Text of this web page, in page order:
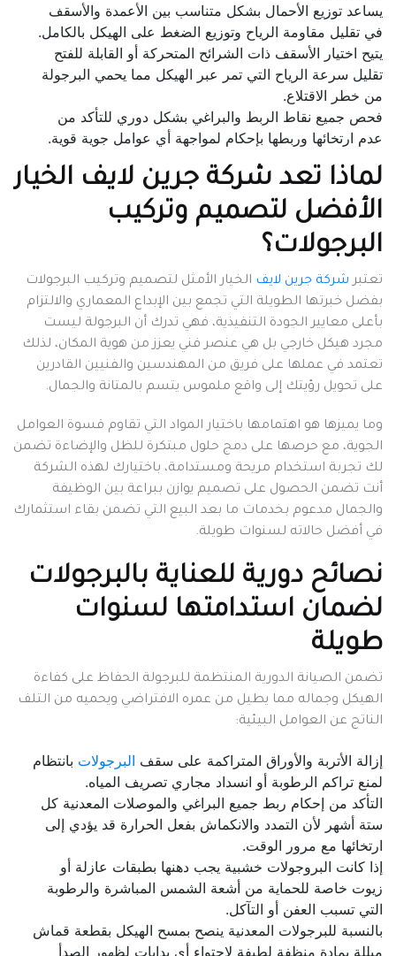
يساعد توزيع الأحمال بشكل متناسب بين الأعمدة والأسقف
في تقليل مقاومة الرياح وتوزيع الضغط على الهيكل بالكامل.
يتيح اختيار الأسقف ذات الشرائح المتحركة أو القابلة للفتح
تقليل سرعة الرياح التي تمر عبر الهيكل مما يحمي البرجولة
من خطر الاقتلاع.
فحص جميع نقاط الربط والبراغي بشكل دوري للتأكد من
عدم ارتخائها وربطها بإحكام لمواجهة أي عوامل جوية قوية.
لماذا تعد شركة جرين لايف الخيار
الأفضل لتصميم وتركيب
البرجولات؟
تعتبرشركة جرين لايف الخيار الأمثل لتصميم وتركيب البرجولات
بفضل خبرتها الطويلة التي تجمع بين الإبداع المعماري والالتزام
بأعلى معايير الجودة التنفيذية، فهي تدرك أن البرجولة ليست
مجرد هيكل خارجي بل هي عنصر فني يعزز من هوية المكان، لذلك
تعتمد في عملها على فريق من المهندسين والفنيين القادرين
على تحويل رؤيتك إلى واقع ملموس يتسم بالمتانة والجمال.
وما يميزها هو اهتمامها باختيار المواد التي تقاوم قسوة العوامل
الجوية، مع حرصها على دمج حلول مبتكرة للظل والإضاءة تضمن
لك تجربة استخدام مريحة ومستدامة، باختيارك لهذه الشركة
أنت تضمن الحصول على تصميم يوازن ببراعة بين الوظيفة
والجمال مدعوم بخدمات ما بعد البيع التي تضمن بقاء استثمارك
في أفضل حالاته لسنوات طويلة.
نصائح دورية للعناية بالبرجولات
لضمان استدامتها لسنوات
طويلة
تضمن الصيانة الدورية المنتظمة للبرجولة الحفاظ على كفاءة
الهيكل وجماله مما يطيل من عمره الافتراضي ويحميه من التلف
الناتج عن العوامل البيئية:
إزالة الأتربة والأوراق المتراكمة على سقف البرجولات بانتظام
لمنع تراكم الرطوبة أو انسداد مجاري تصريف المياه.
التأكد من إحكام ربط جميع البراغي والموصلات المعدنية كل
ستة أشهر لأن التمدد والانكماش بفعل الحرارة قد يؤدي إلى
ارتخائها مع مرور الوقت.
إذا كانت البروجولات خشبية يجب دهنها بطبقات عازلة أو
زيوت خاصة للحماية من أشعة الشمس المباشرة والرطوبة
التي تسبب العفن أو التآكل.
بالنسبة للبرجولات المعدنية ينصح بمسح الهيكل بقطعة قماش
مبللة بمادة منظفة لطيفة لاحتواء أي بدايات لظهور الصدأ